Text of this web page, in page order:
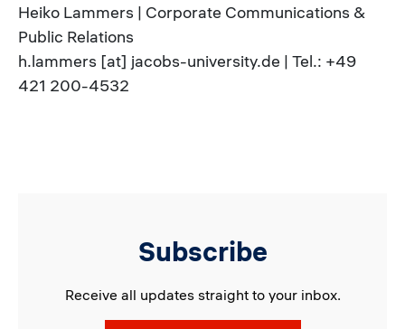
Heiko Lammers | Corporate Communications &
Public Relations
h.lammers [at] jacobs-university.de | Tel.: +49
421 200-4532
Subscribe
Receive all updates straight to your inbox.